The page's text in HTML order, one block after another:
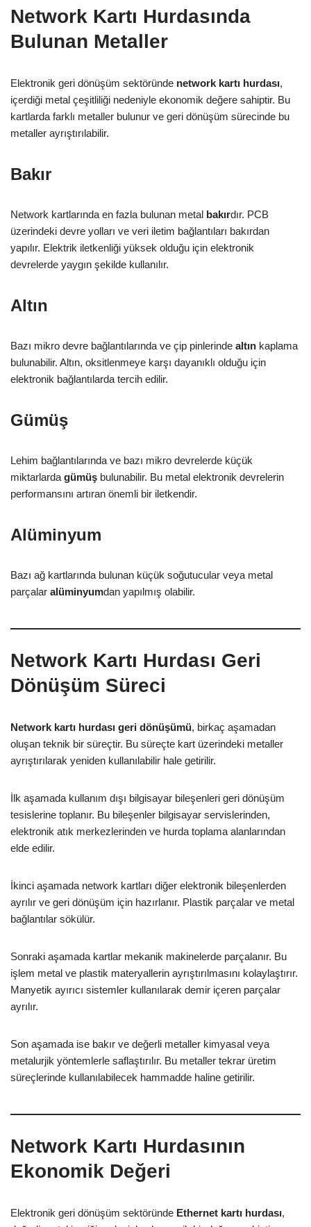
Network Kartı Hurdasında
Bulunan Metaller
Elektronik geri dönüşüm sektöründe network kartı hurdası,
içerdiği metal çeşitliliği nedeniyle ekonomik değere sahiptir. Bu
kartlarda farklı metaller bulunur ve geri dönüşüm sürecinde bu
metaller ayrıştırılabilir.
Bakır
Network kartlarında en fazla bulunan metal bakırdır. PCB
üzerindeki devre yolları ve veri iletim bağlantıları bakırdan
yapılır. Elektrik iletkenliği yüksek olduğu için elektronik
devrelerde yaygın şekilde kullanılır.
Altın
Bazı mikro devre bağlantılarında ve çip pinlerinde altın kaplama
bulunabilir. Altın, oksitlenmeye karşı dayanıklı olduğu için
elektronik bağlantılarda tercih edilir.
Gümüş
Lehim bağlantılarında ve bazı mikro devrelerde küçük
miktarlarda gümüş bulunabilir. Bu metal elektronik devrelerin
performansını artıran önemli bir iletkendir.
Alüminyum
Bazı ağ kartlarında bulunan küçük soğutucular veya metal
parçalar alüminyumdan yapılmış olabilir.
Network Kartı Hurdası Geri
Dönüşüm Süreci
Network kartı hurdası geri dönüşümü, birkaç aşamadan
oluşan teknik bir süreçtir. Bu süreçte kart üzerindeki metaller
ayrıştırılarak yeniden kullanılabilir hale getirilir.
İlk aşamada kullanım dışı bilgisayar bileşenleri geri dönüşüm
tesislerine toplanır. Bu bileşenler bilgisayar servislerinden,
elektronik atık merkezlerinden ve hurda toplama alanlarından
elde edilir.
İkinci aşamada network kartları diğer elektronik bileşenlerden
ayrılır ve geri dönüşüm için hazırlanır. Plastik parçalar ve metal
bağlantılar sökülür.
Sonraki aşamada kartlar mekanik makinelerde parçalanır. Bu
işlem metal ve plastik materyallerin ayrıştırılmasını kolaylaştırır.
Manyetik ayırıcı sistemler kullanılarak demir içeren parçalar
ayrılır.
Son aşamada ise bakır ve değerli metaller kimyasal veya
metalurjik yöntemlerle saflaştırılır. Bu metaller tekrar üretim
süreçlerinde kullanılabilecek hammadde haline getirilir.
Network Kartı Hurdasının
Ekonomik Değeri
Elektronik geri dönüşüm sektöründe Ethernet kartı hurdası,